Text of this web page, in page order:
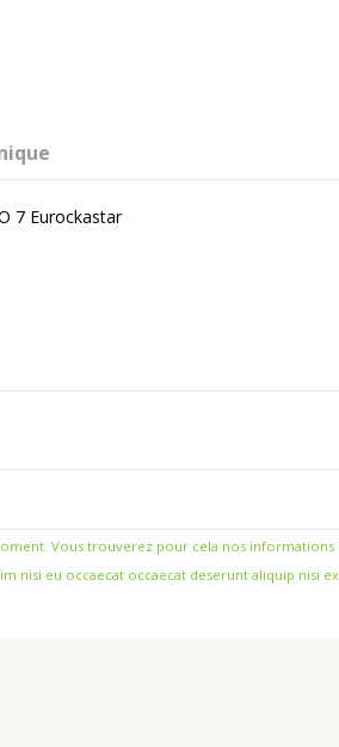
7 Eurockastar
Vous trouverez pour cela nos informations
nisi eu occaecat occaecat deserunt aliquip nisi